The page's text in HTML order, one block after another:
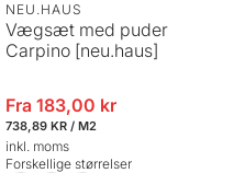
NEU.HAUS
Vægsæt med puder
Carpino [neu.haus]
Udsalgspris
Fra 183,00 kr
STYKPRIS
738,89 KR / PR.
M2
inkl. moms
Forskellige størrelser